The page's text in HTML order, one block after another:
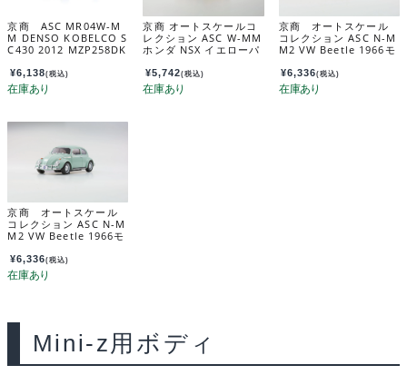
京商 ASC MR04W-M
M DENSO KOBELCO S
C430 2012 MZP258DK
¥6,138(税込)
京商 オートスケールコ
レクション ASC W-MM
ホンダ NSX イエローパ
¥5,742(税込)
京商 オートスケール
コレクション ASC N-M
M2 VW Beetle 1966モ
P164RR
¥6,336(税込)
京商 オートスケール
コレクション ASC N-M
M2 VW Beetle 1966モ
P164BBL
¥6,336(税込)
Mini-z用ボディ